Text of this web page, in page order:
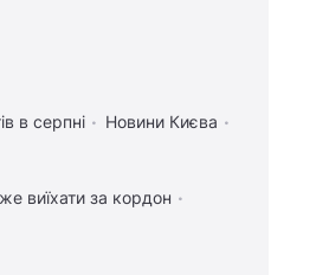
в серпні
Новини Києва
виїхати за кордон